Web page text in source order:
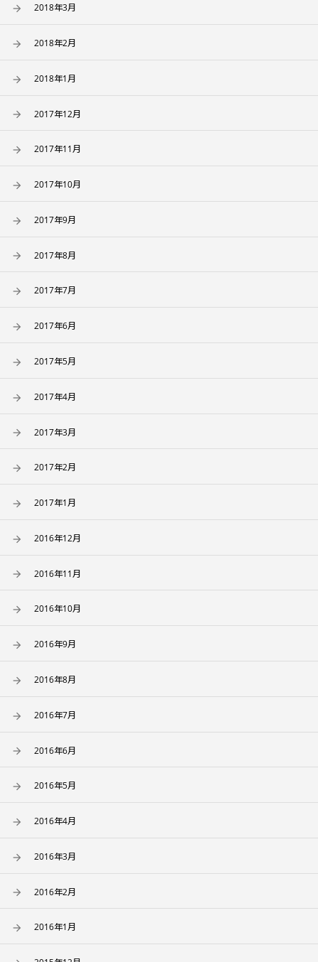
2018年3月
2018年2月
2018年1月
2017年12月
2017年11月
2017年10月
2017年9月
2017年8月
2017年7月
2017年6月
2017年5月
2017年4月
2017年3月
2017年2月
2017年1月
2016年12月
2016年11月
2016年10月
2016年9月
2016年8月
2016年7月
2016年6月
2016年5月
2016年4月
2016年3月
2016年2月
2016年1月